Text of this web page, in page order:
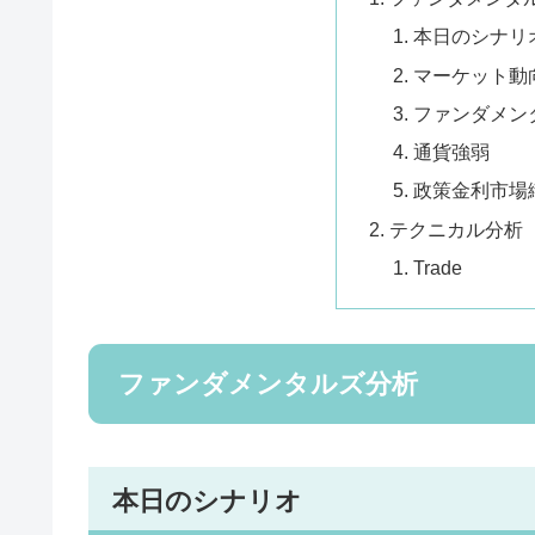
本日のシナリ
マーケット動
ファンダメン
通貨強弱
政策金利市場
テクニカル分析
Trade
ファンダメンタルズ分析
本日のシナリオ